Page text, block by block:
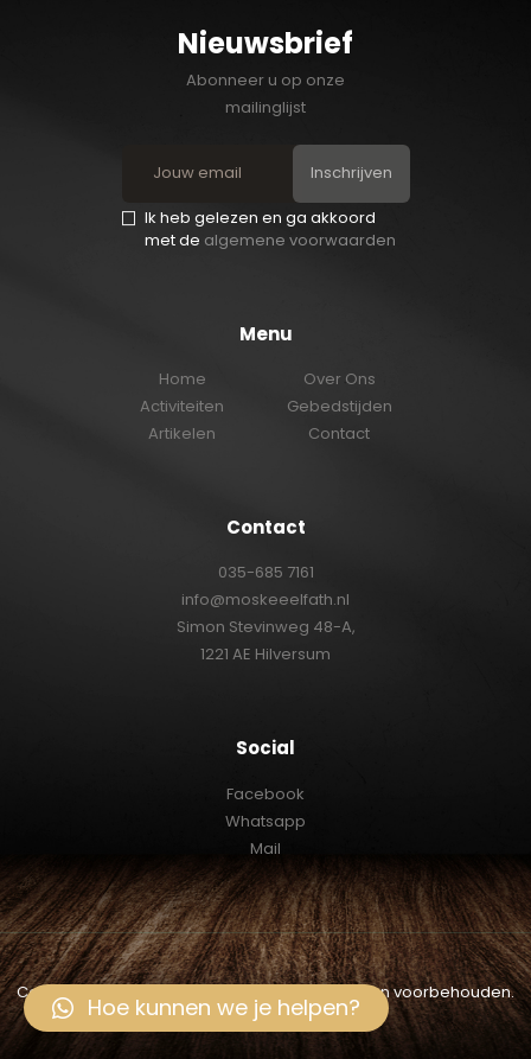
Nieuwsbrief
Abonneer u op onze
mailinglijst
Inschrijven
Ik heb gelezen en ga akkoord
met de algemene voorwaarden
Menu
Home
Over Ons
Activiteiten
Gebedstijden
Artikelen
Contact
Contact
035-685 7161
info@moskeeelfath.nl
Simon Stevinweg 48-A,
1221 AE Hilversum
Social
Facebook
Whatsapp
Mail
Copyright © 2026 dooriTqan Media. Alle rechten voorbehouden.
Hoe kunnen we je helpen?